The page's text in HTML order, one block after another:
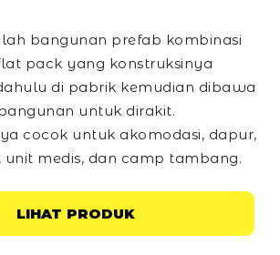
bangunan prefab kombinasi
pack yang konstruksinya
di pabrik kemudian dibawa
untuk dirakit.
cocok untuk akomodasi, dapur,
unit medis, dan camp tambang.
LIHAT PRODUK